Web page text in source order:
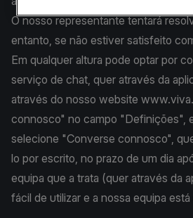
O nosso representante tentará
entanto, se não estiver satisfeito
Em qualquer altura pode optar por
serviço de chat, quer através da
através do nosso website
connosco" no campo "Definições",
selecione "Converse connosco",
lo por escrito, no prazo de um dia
equipa que a trata (quer através da
fácil de utilizar e a nossa equipa